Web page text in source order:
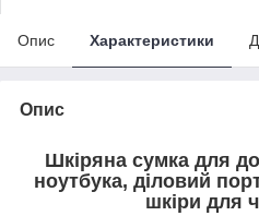
Опис Характеристики
Опис
Шкіряна сумка для
ноутбука, діловий
шкіри для